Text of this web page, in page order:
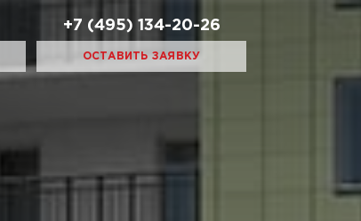
+7 (495) 134-20-26
ОСТАВИТЬ ЗАЯВКУ